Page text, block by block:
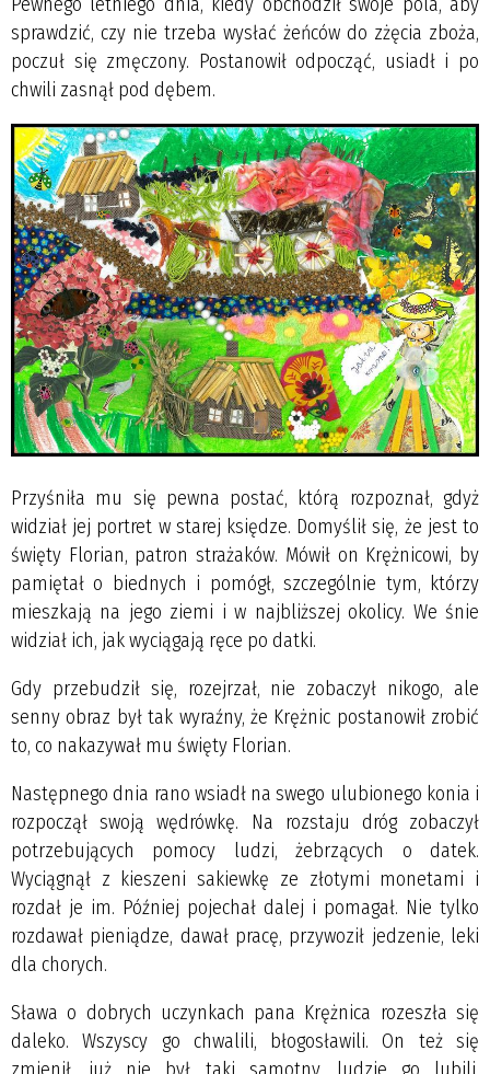
sprawdzić, czy nie trzeba wysłać żeńców do zżęcia zboża,
poczuł się zmęczony. Postanowił odpocząć, usiadł i po
chwili zasnął pod dębem.
Przyśniła mu się pewna postać, którą rozpoznał, gdyż
widział jej portret w starej księdze. Domyślił się, że jest to
święty Florian, patron strażaków. Mówił on Krężnicowi, by
pamiętał o biednych i pomógł, szczególnie tym, którzy
mieszkają na jego ziemi i w najbliższej okolicy. We śnie
widział ich, jak wyciągają ręce po datki.
Gdy przebudził się, rozejrzał, nie zobaczył nikogo, ale
senny obraz był tak wyraźny, że Krężnic postanowił zrobić
to, co nakazywał mu święty Florian.
Następnego dnia rano wsiadł na swego ulubionego konia i
rozpoczął swoją wędrówkę. Na rozstaju dróg zobaczył
potrzebujących pomocy ludzi, żebrzących o datek.
Wyciągnął z kieszeni sakiewkę ze złotymi monetami i
rozdał je im. Później pojechał dalej i pomagał. Nie tylko
rozdawał pieniądze, dawał pracę, przywoził jedzenie, leki
dla chorych.
Sława o dobrych uczynkach pana Krężnica rozeszła się
daleko. Wszyscy go chwalili, błogosławili. On też się